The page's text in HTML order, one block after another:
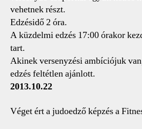
vehetnek részt.
Edzésidő 2 óra.
A küzdelmi edzés 17:00 órakor
tart.
Akinek versenyzési ambíciójuk
edzés feltétlen ajánlott.
2013.10.22
Véget ért a judoedző képzés a